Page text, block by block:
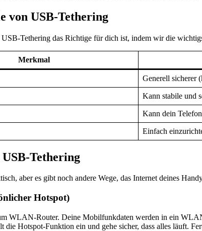
von USB-Tethering
Tethering das Richtige für dich ist, indem wir die
Merkmal
Generell sicherer
Kann stabile und
Kann dein
Einfach
Tethering
aber es gibt noch andere Wege, das Internet deines
Hotspot)
WLAN-Router. Deine Mobilfunkdaten werden in ein
die Hotspot-Funktion ein und gehe sicher, dass alles läuft.